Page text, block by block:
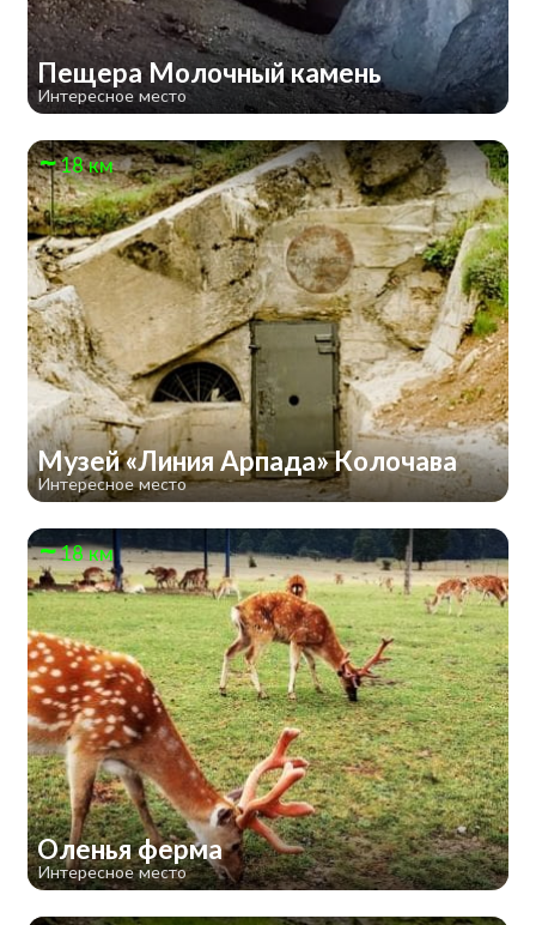
Пещера Молочный камень
Интересное место
18 км
Музей «Линия Арпада» Колочава
Интересное место
18 км
Оленья ферма
Интересное место